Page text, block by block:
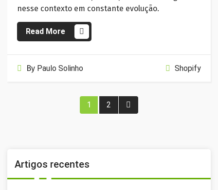
nesse contexto em constante evolução.
Read More
By Paulo Solinho Shopify
Paginação
conteúdos
1 2
Artigos recentes